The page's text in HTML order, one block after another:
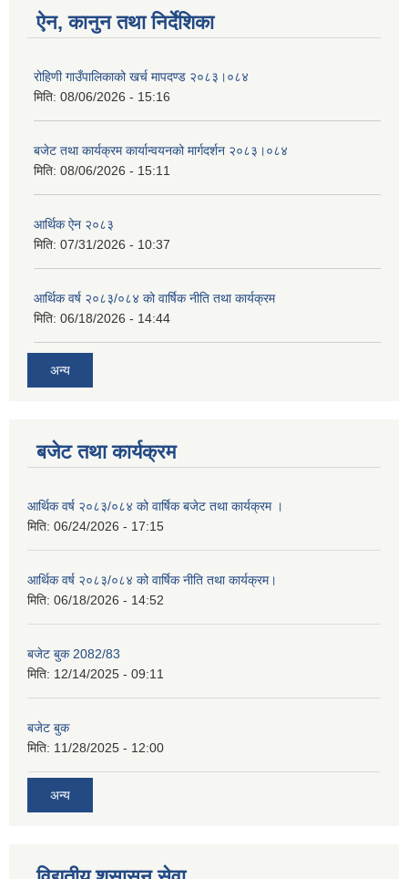
ऐन, कानुन तथा निर्देशिका
रोहिणी गाउँपालिकाको खर्च मापदण्ड २०८३।०८४
मिति: 08/06/2026 - 15:16
बजेट तथा कार्यक्रम कार्यान्वयनको मार्गदर्शन २०८३।०८४
मिति: 08/06/2026 - 15:11
आर्थिक ऐन २०८३
मिति: 07/31/2026 - 10:37
आर्थिक वर्ष २०८३/०८४ को वार्षिक नीति तथा कार्यक्रम
मिति: 06/18/2026 - 14:44
अन्य
बजेट तथा कार्यक्रम
आर्थिक वर्ष २०८३/०८४ को वार्षिक बजेट तथा कार्यक्रम ।
मिति: 06/24/2026 - 17:15
आर्थिक वर्ष २०८३/०८४ को वार्षिक नीति तथा कार्यक्रम।
मिति: 06/18/2026 - 14:52
बजेट बुक 2082/83
मिति: 12/14/2025 - 09:11
बजेट बुक
मिति: 11/28/2025 - 12:00
अन्य